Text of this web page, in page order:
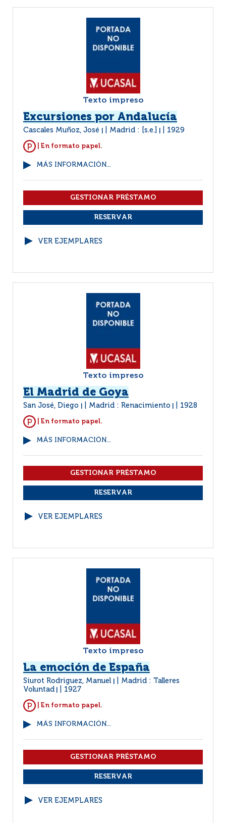
Texto impreso
Excursiones por Andalucía
Cascales Muñoz, José Madrid : [s.e.] 1929
| En formato papel.
MÁS INFORMACIÓN...
VER EJEMPLARES
Texto impreso
El Madrid de Goya
San José, Diego Madrid : Renacimiento 1928
| En formato papel.
MÁS INFORMACIÓN...
VER EJEMPLARES
Texto impreso
La emoción de España
Siurot Rodriguez, Manuel
Madrid : Talleres
Voluntad
1927
| En formato papel.
MÁS INFORMACIÓN...
VER EJEMPLARES